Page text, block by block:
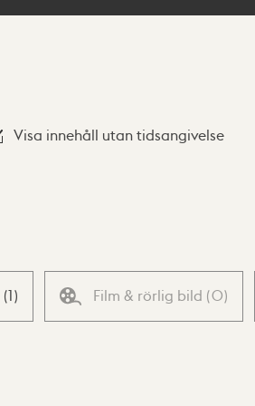
Visa innehåll utan tidsangivelse
(1) Film & rörlig bild (0)